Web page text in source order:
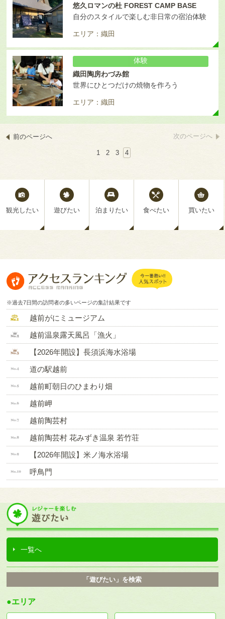
※過去7日間の訪問者の多いページの集計結果です
越前がにミュージアム
越前温泉露天風呂「漁火」
【2026年開設】長須浜海水浴場
道の駅越前
越前町朝日のひまわり畑
越前岬
越前陶芸村
越前陶芸村 花みずき温泉 若竹荘
【2026年開設】米ノ海水浴場
呼鳥門
一覧へ
「遊びたい」を検索
●エリア
悠久ロマンの杜 FOREST CAMP BASE
自分のスタイルで楽しむ非日常の宿泊体験
エリア：織田
体験
織田陶房わづみ館
世界にひとつだけの焼物を作ろう
エリア：織田
前のページへ
1 2 3 4
次のページへ
観光したい 遊びたい 泊まりたい 食べたい 買いたい